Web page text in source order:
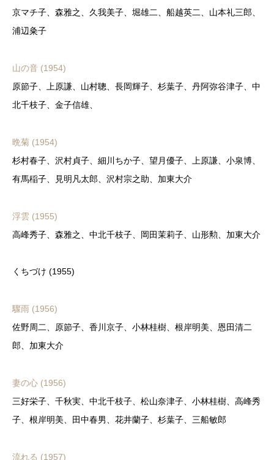
京マチ子、森雅之、久我美子、堀雄二、船越英二、山本礼三郎、
浦辺粂子
山の音 (1954)
原節子、上原謙、山村聰、長岡輝子、杉葉子、丹阿弥谷津子、中
北千枝子、金子信雄、
晩菊 (1954)
杉村春子、沢村貞子、細川ちか子、望月優子、上原謙、小泉博、
有馬稲子、見明凡太郎、沢村宗之助、加東大介
浮雲 (1955)
高峰秀子、森雅之、中北千枝子、岡田茉莉子、山形勲、加東大介
くちづけ (1955)
驟雨 (1956)
佐野周二、原節子、香川京子、小林桂樹、根岸明美、恩田清二
郎、加東大介
妻の心 (1956)
三好栄子、千秋実、中北千枝子、松山奈津子、小林桂樹、高峰秀
子、根岸明美、田中春男、花井蘭子、杉葉子、三船敏郎
流れる (1957)